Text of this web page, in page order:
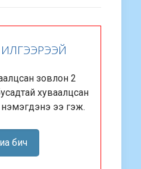
зовлон 2
хуваалцсан
ээ гэж.
бич